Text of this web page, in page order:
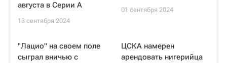
августа в Серии A
13 сентября 2024
01 сентября 2024
"Лацио" на своем поле
сыграл вничью с
ЦСКА намерен
арендовать нигерийца